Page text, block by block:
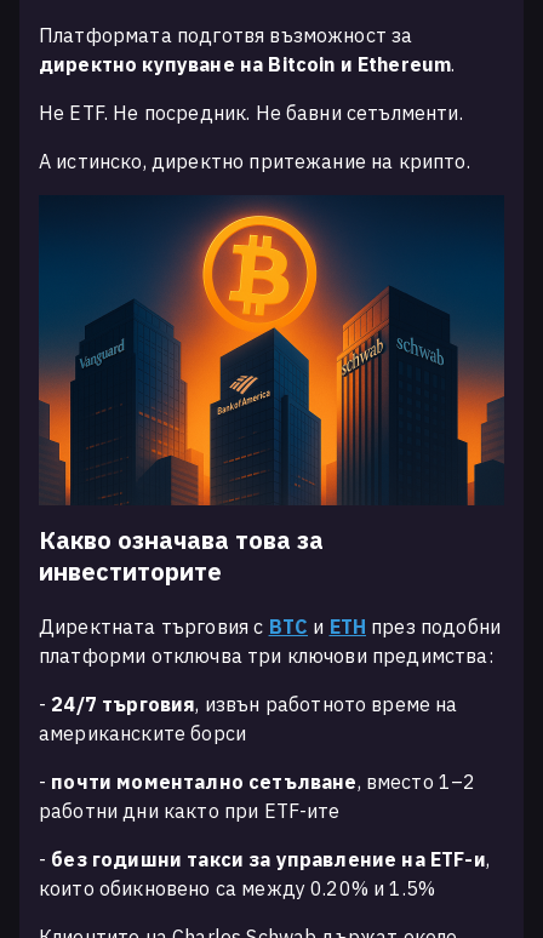
Платформата подготвя възможност за
директно купуване на Bitcoin и Ethereum.
Не ETF. Не посредник. Не бавни сетълменти.
А истинско, директно притежание на крипто.
Какво означава това за
инвеститорите
Директната търговия с BTC и ETH през подобни
платформи отключва три ключови предимства:
- 24/7 търговия, извън работното време на
американските борси
- почти моментално сетълване, вместо 1–2
работни дни както при ETF-ите
- без годишни такси за управление на ETF-и,
които обикновено са между 0.20% и 1.5%